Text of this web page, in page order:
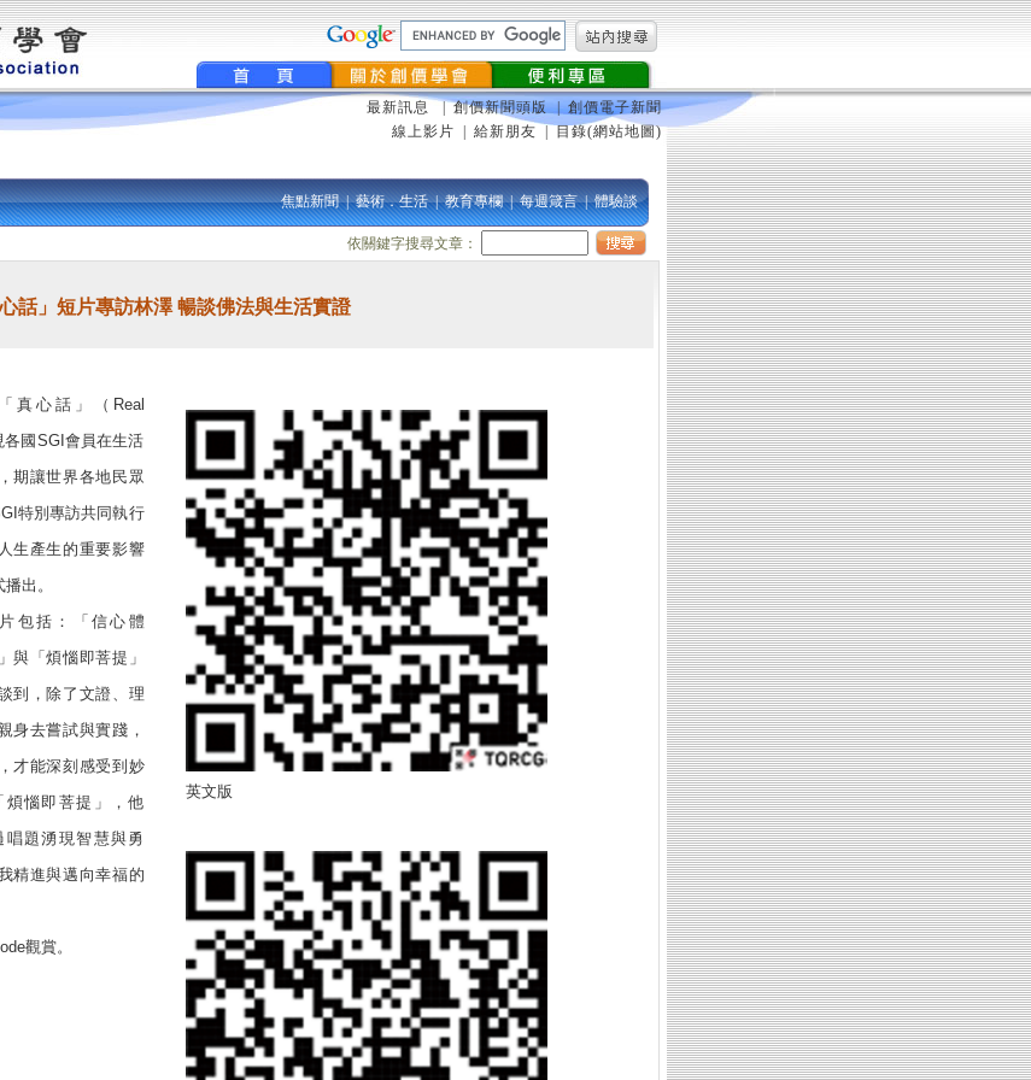
最新訊息 | 創價新聞頭版 | 創價電子新聞
線上影片
給新朋友
目錄(網站地圖)
焦點新聞|藝術．生活|教育專欄|每週箴言|體驗談
依關鍵字搜尋文章：
話」短片專訪林澤 暢談佛法與生活實證
真心話」（Real
國SGI會員在生活
期讓世界各地民眾
特別專訪共同執行
生產生的重要影響
出。
包括：「信心體
與「煩惱即菩提」
到，除了文證、理
身去嘗試與實踐，
才能深刻感受到妙
惱即菩提」，他
題湧現智慧與勇
精進與邁向幸福的
觀賞。
英文版